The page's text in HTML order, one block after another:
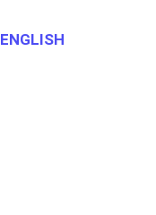
ENGLISH